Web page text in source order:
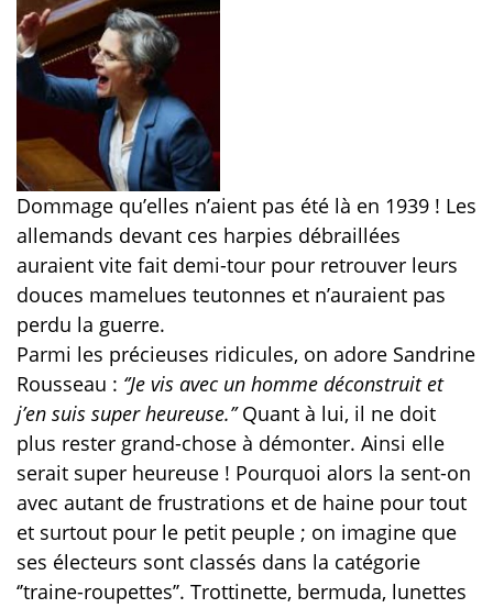
Dommage qu’elles n’aient pas été là en 1939 ! Les
allemands devant ces harpies débraillées
auraient vite fait demi-tour pour retrouver leurs
douces mamelues teutonnes et n’auraient pas
perdu la guerre.
Parmi les précieuses ridicules, on adore Sandrine
Rousseau : ‘’Je vis avec un homme déconstruit et
j’en suis super heureuse.’’Quant à lui, il ne doit
plus rester grand-chose à démonter. Ainsi elle
serait super heureuse ! Pourquoi alors la sent-on
avec autant de frustrations et de haine pour tout
et surtout pour le petit peuple ; on imagine que
ses électeurs sont classés dans la catégorie
‘’traine-roupettes’’. Trottinette, bermuda, lunettes